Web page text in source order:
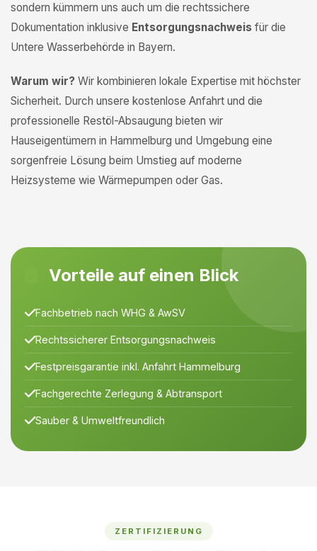
sondern kümmern uns auch um die rechtssichere
Dokumentation inklusive Entsorgungsnachweis für die
Untere Wasserbehörde in Bayern.
Warum wir? Wir kombinieren lokale Expertise mit höchster
Sicherheit. Durch unsere kostenlose Anfahrt und die
professionelle Restöl-Absaugung bieten wir
Hauseigentümern in Hammelburg und Umgebung eine
sorgenfreie Lösung beim Umstieg auf moderne
Heizsysteme wie Wärmepumpen oder Gas.
Vorteile auf einen Blick
Fachbetrieb nach WHG & AwSV
Rechtssicherer Entsorgungsnachweis
Festpreisgarantie inkl. Anfahrt Hammelburg
Fachgerechte Zerlegung & Abtransport
Sauber & Umweltfreundlich
ZERTIFIZIERUNG